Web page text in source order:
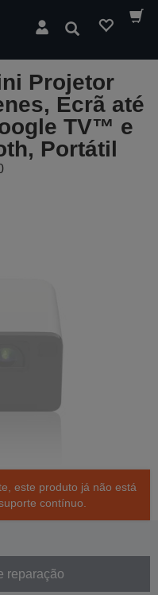
Pesquisar
Projetor
Ecrã até
TV™ e
Portátil
este produto já não está
contínuo.
reparação